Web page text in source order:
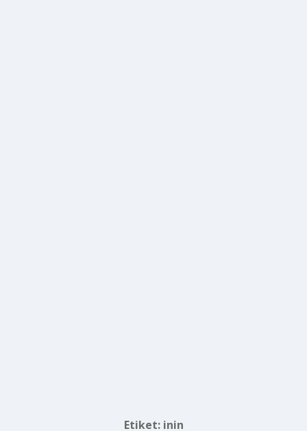
Etiket: inin